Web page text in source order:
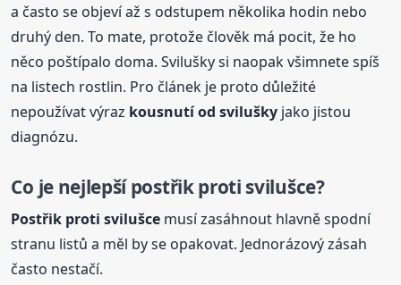
a často se objeví až s odstupem několika hodin nebo
druhý den. To mate, protože člověk má pocit, že ho
něco poštípalo doma. Svilušky si naopak všimnete spíš
na listech rostlin. Pro článek je proto důležité
nepoužívat výraz kousnutíod svilušky jako jistou
diagnózu.
Co je nejlepší postřik proti svilušce?
Postřik proti svilušce musí zasáhnout hlavně spodní
stranu listů a měl by se opakovat. Jednorázový zásah
často nestačí.